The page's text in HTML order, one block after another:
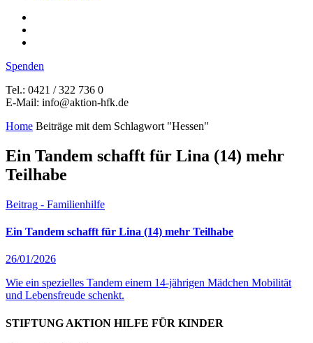
Spenden
Tel.: 0421 / 322 736 0
E-Mail: info@aktion-hfk.de
Home Beiträge mit dem Schlagwort "Hessen"
Ein Tandem schafft für Lina (14) mehr
Teilhabe
Beitrag - Familienhilfe
Ein Tandem schafft für Lina (14) mehr Teilhabe
26/01/2026
Wie ein spezielles Tandem einem 14-jährigen Mädchen Mobilität
und Lebensfreude schenkt.
STIFTUNG AKTION HILFE FÜR KINDER